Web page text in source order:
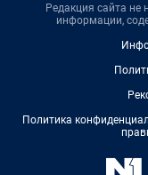
Редакция сайта не
информации,
Политика